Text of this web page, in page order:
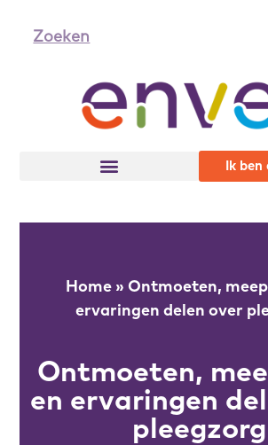
Ik
Home» Ontmoeten,
ervaringen delen over
Ontmoeten,
en ervaringen
pleegzorg